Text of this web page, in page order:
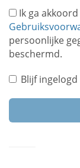
Ik ga
persoonlijke
beschermd.
Blijf ingelogd